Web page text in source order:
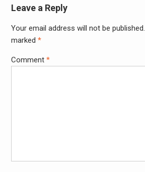
Leave a Reply
Your email address will not be published.
marked *
Comment *